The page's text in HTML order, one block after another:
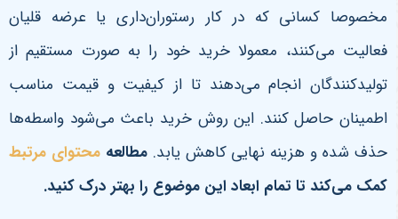
مخصوصا کسانی که در کار رستوران‌داری یا عرضه قلیان
فعالیت می‌کنند، معمولا خرید خود را به صورت مستقیم از
تولیدکنندگان انجام می‌دهند تا از کیفیت و قیمت مناسب
اطمینان حاصل کنند. این روش خرید باعث می‌شود واسطه‌ها
حذف شده و هزینه نهایی کاهش یابد.مطالعهمحتوای مرتبط
کمک می‌کند تا تمام ابعاد این موضوع را بهتر درک کنید.